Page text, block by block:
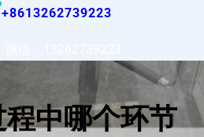
+8613262739223
中哪个环节